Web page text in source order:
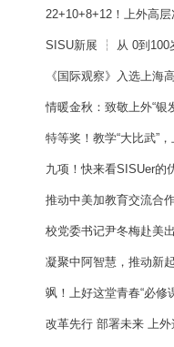
22+10+8+12！上外高
SISU新展 ┆ 从 0到100
《国际观察》入选上海
情暖金秋：致敬上外“银
特等奖！教学“大比武”
九项！快来看SISUer的
推动中美加教育交流合
校党委书记尹冬梅赴美
凝聚中阿智慧，推动新
飒！上好这堂青春“必修
改革先行 部署未来 上